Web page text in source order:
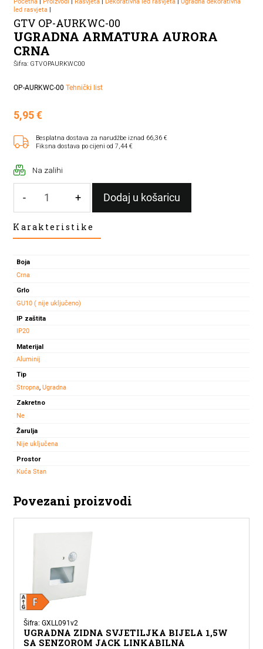
led rasvjeta|
GTV OP-AURKWC-00
UGRADNA ARMATURA AURORA
CRNA
Šifra: GTVOPAURKWC00
OP-AURKWC-00 Tehnički list
5,95€
Besplatna dostava za narudžbe iznad 66,36 €
Fiksna dostava po cijeni od 7,44 €
Na zalihi
-
ARMATURA
količina
+ Dodaj u košaricu
Karakteristike
Boja
Crna
Grlo
GU10 ( nije uključeno)
IP zaštita
IP20
Materijal
Aluminij
Tip
Stropna, Ugradna
Zakretno
Ne
Žarulja
Nije uključena
Prostor
Kuća Stan
Povezani proizvodi
Šifra: GXLL091v2
UGRADNA ZIDNA SVJETILJKA BIJELA 1,5W
SA SENZOROM JACK LINKABILNA